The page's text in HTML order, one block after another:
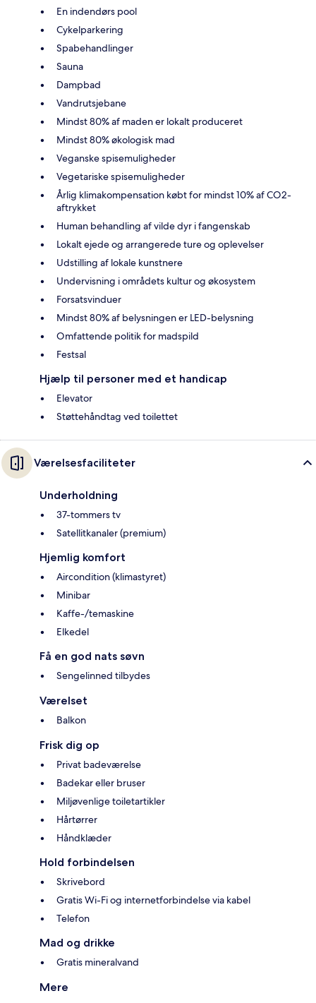
En indendørs pool
Cykelparkering
Spabehandlinger
Sauna
Dampbad
Vandrutsjebane
Mindst 80% af maden er lokalt produceret
Mindst 80% økologisk mad
Veganske spisemuligheder
Vegetariske spisemuligheder
Årlig klimakompensation købt for mindst 10% af CO2-
aftrykket
Human behandling af vilde dyr i fangenskab
Lokalt ejede og arrangerede ture og oplevelser
Udstilling af lokale kunstnere
Undervisning i områdets kultur og økosystem
Forsatsvinduer
Mindst 80% af belysningen er LED-belysning
Omfattende politik for madspild
Festsal
Hjælp til personer med et handicap
Elevator
Støttehåndtag ved toilettet
Værelsesfaciliteter
Underholdning
37-tommers tv
Satellitkanaler (premium)
Hjemlig komfort
Aircondition (klimastyret)
Minibar
Kaffe-/temaskine
Elkedel
Få en god nats søvn
Sengelinned tilbydes
Værelset
Balkon
Frisk dig op
Privat badeværelse
Badekar eller bruser
Miljøvenlige toiletartikler
Hårtørrer
Håndklæder
Hold forbindelsen
Skrivebord
Gratis Wi-Fi og internetforbindelse via kabel
Telefon
Mad og drikke
Gratis mineralvand
Mere